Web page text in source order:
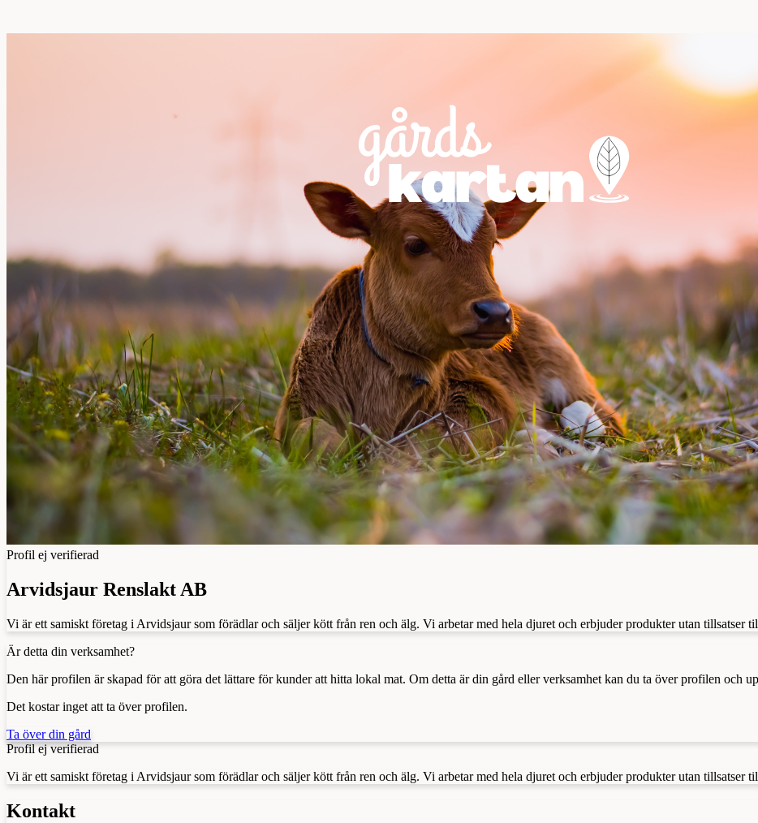
Profil ej verifierad
Arvidsjaur Renslakt AB
Vi är ett samiskt företag i Arvidsjaur som förädlar och säljer kött från ren och älg. Vi arbetar med hela djuret och erbjuder produkter utan tillsatser
Är detta din verksamhet?
Den här profilen är skapad för att göra det lättare för kunder att hitta lokal mat. Om detta är din gård eller verksamhet kan du ta över profilen och
Det kostar inget att ta över profilen.
Ta över din gård
Profil ej verifierad
Vi är ett samiskt företag i Arvidsjaur som förädlar och säljer kött från ren och älg. Vi arbetar med hela djuret och erbjuder produkter utan tillsatser
Kontakt